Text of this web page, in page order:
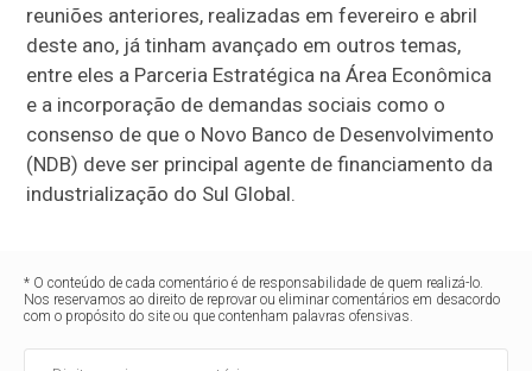
reuniões anteriores, realizadas em fevereiro e abril
deste ano, já tinham avançado em outros temas,
entre eles a Parceria Estratégica na Área Econômica
e a incorporação de demandas sociais como o
consenso de que o Novo Banco de Desenvolvimento
(NDB) deve ser principal agente de financiamento da
industrialização do Sul Global.
* O conteúdo de cada comentário é de responsabilidade de quem realizá-lo.
Nos reservamos ao direito de reprovar ou eliminar comentários em desacordo
com o propósito do site ou que contenham palavras ofensivas.